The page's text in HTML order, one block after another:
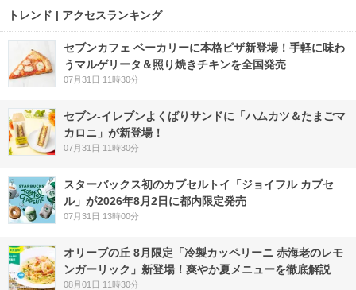
トレンド | アクセスランキング
セブンカフェ ベーカリーに本格ピザ新登場！手軽に味わ
うマルゲリータ＆照り焼きチキンを全国発売
07月31日 11時30分
セブン‐イレブンよくばりサンドに「ハムカツ＆たまごマ
カロニ」が新登場！
07月31日 11時30分
スターバックス初のカプセルトイ「ジョイフル カプセ
ル」が2026年8月2日に都内限定発売
07月31日 13時00分
オリーブの丘 8月限定「冷製カッペリーニ 赤海老のレモ
ンガーリック」新登場！爽やか夏メニューを徹底解説
08月01日 11時30分